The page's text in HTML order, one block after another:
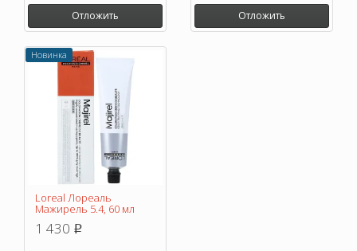
Отложить Отложить
Новинка
Loreal Лореаль
Мажирель 5.4, 60 мл
1 430 p